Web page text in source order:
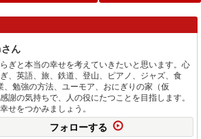
ん
ぎと本当の幸せを考えていきたいと思います。心
、英語、旅、鉄道、登山、ピアノ、ジャズ、食
、勉強の方法、ユーモア、おにぎりの家（仮
謝の気持ちで、人の役にたつことを目指します。
せをつかみましょう。
フォローする